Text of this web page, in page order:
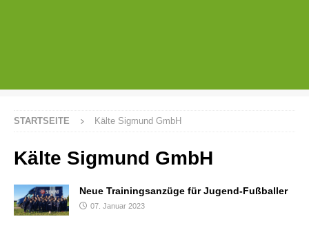
STARTSEITE Kälte Sigmund GmbH
Kälte Sigmund GmbH
Neue Trainingsanzüge für Jugend-Fußballer
07. Januar 2023